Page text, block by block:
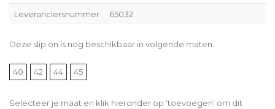
Leveranciersnummer 65032
Deze slip on is nog beschikbaar in volgende maten:
40 42 44 45
Selecteer je maat en klik hieronder op 'toevoegen' om dit